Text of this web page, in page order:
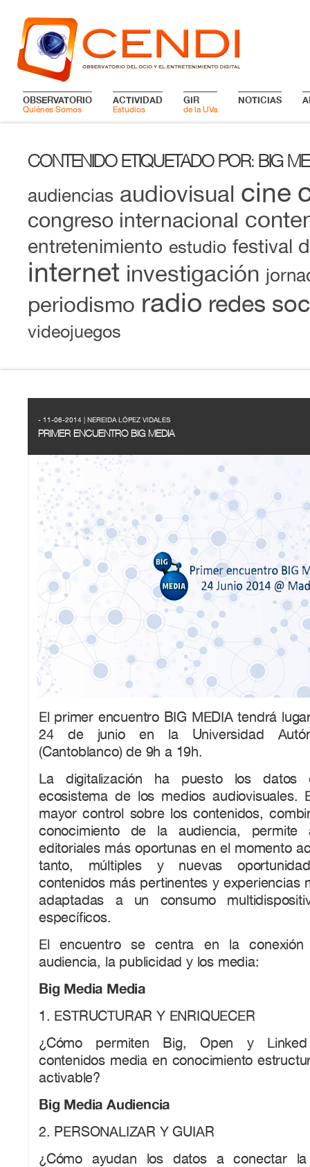
OBSERVATORIO
Quiénes Somos
ACTIVIDAD
Estudios
GIR
de la UVa
NOTICIAS
CONTENIDO ETIQUETADO POR: BIG
audiencias audiovisual cine
congreso internacional
entretenimiento estudio festival
internet investigación
periodismo radio redes
videojuegos
- 11-06-2014 | NEREIDA LÓPEZ VIDALES
PRIMER ENCUENTRO BIG MEDIA
El primer encuentro BIG MEDIA tendrá
24 de junio en la Universidad
(Cantoblanco) de 9h a 19h.
La digitalización ha puesto los
ecosistema de los medios audiovisuales.
mayor control sobre los contenidos,
conocimiento de la audiencia, permite
editoriales más oportunas en el momento
tanto, múltiples y nuevas
contenidos más pertinentes y experiencias
adaptadas a un consumo
específicos.
El encuentro se centra en la
audiencia, la publicidad y los media:
Big Media Media
1. ESTRUCTURAR Y ENRIQUECER
¿Cómo permiten Big, Open y
contenidos media en conocimiento
activable?
Big Media Audiencia
2. PERSONALIZAR Y GUIAR
¿Cómo ayudan los datos a conectar